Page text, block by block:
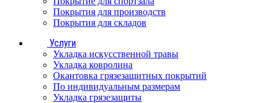
Покрытия для производств
Покрытия для складов
Услуги
Укладка искусственной травы
Укладка ковролина
Окантовка грязезащитных покрытий
По индивидуальным размерам
Укладка грязезащиты